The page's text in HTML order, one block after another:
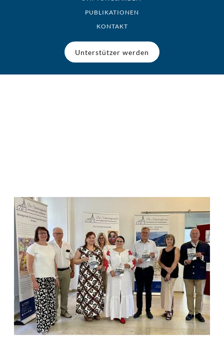
PUBLIKATIONEN
KONTAKT
Unterstützer werden